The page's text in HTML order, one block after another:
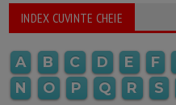
INDEX CUVINTE CHEIE
A B C D E F
N
O P Q R S